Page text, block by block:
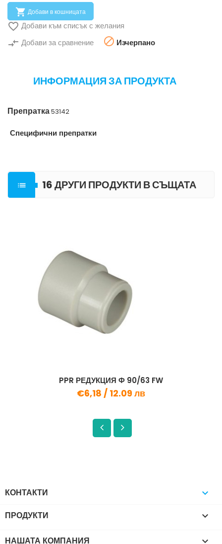
 Добави в кошницата
 Добави към списък с желания
compare_arrows Добави за сравнение  Изчерпано
ИНФОРМАЦИЯ ЗА ПРОДУКТА
Препратка53142
Специфични препратки

16 ДРУГИ ПРОДУКТИ В СЪЩАТА
PPR РЕДУКЦИЯ Ф 90/63 FW
€6,18 / 12.09 лв
КОНТАКТИ 
ПРОДУКТИ 
НАШАТА КОМПАНИЯ 